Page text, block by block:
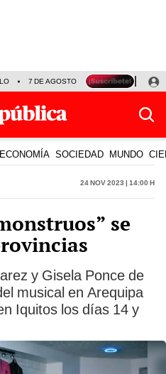
7 DE AGOSTO TINKA RESULTADOS
ECONOMÍA SOCIEDAD MUNDO
24 Nov 2023 | 14:00 h
se
y Gisela Ponce de
musical en Arequipa
Iquitos los días 14 y